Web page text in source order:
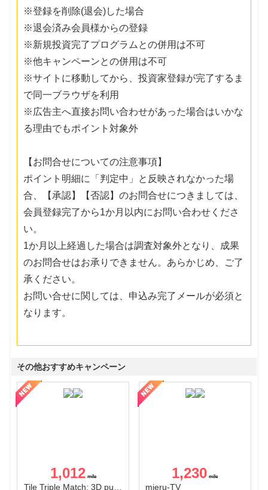
※登録を削除(退会)した場合
※退会済み会員様からの登録
※新規投資完了プログラムとの併用は不可
※他キャンペーンとの併用は不可
※サイトに移動してから、投資家登録が完了するま
で同一ブラウザを利用
※広告主へ直接お問い合わせがあった場合はいかな
る理由でもポイント対象外
【お問合せについての注意事項】
ポイント明細に「判定中」と反映されなかった場
合、【承認】【否認】のお問合せにつきましては、
会員登録完了から1か月以内にお問い合わせくださ
い。
1か月以上経過した場合は調査対象外となり、成果
のお問合せはお承りできません。あらかじめ、ご了
承ください。
お問い合せに関しては、申込み完了メールが必須と
なります。
その他おすすめキャンペーン
1,012
Tile Triple Match: 3D puzzle
1,230
mieru-TV